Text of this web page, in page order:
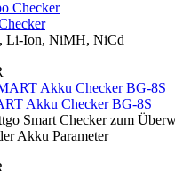
Li-Ion, NiMH, NiCd
Akku Checker BG-8S
Smart Checker zum
Akku Parameter